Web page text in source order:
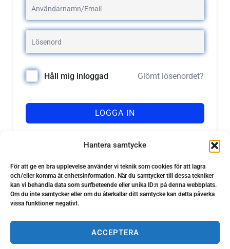
Hantera samtycke
För att ge en bra upplevelse använder vi teknik som cookies för att lagra
och/eller komma åt enhetsinformation. När du samtycker till dessa tekniker
kan vi behandla data som surfbeteende eller unika ID:n på denna webbplats.
Om du inte samtycker eller om du återkallar ditt samtycke kan detta påverka
vissa funktioner negativt.
ACCEPTERA
Håll mig inloggad Glömt lösenordet?
LOGGA IN
Har du inget konto? Registrera dig